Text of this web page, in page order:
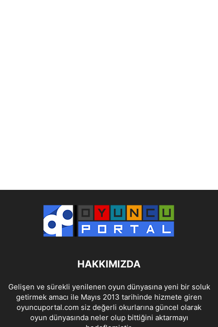
HAKKIMIZDA
Gelişen ve sürekli yenilenen oyun dünyasına yeni bir soluk
getirmek amacı ile Mayıs 2013 tarihinde hizmete giren
oyuncuportal.com siz değerli okurlarına güncel olarak
oyun dünyasında neler olup bittiğini aktarmayı